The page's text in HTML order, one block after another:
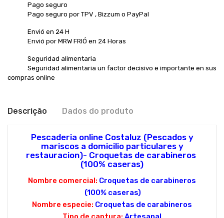
Pago seguro
Pago seguro por TPV , Bizzum o PayPal
Envió en 24 H
Envió por MRW FRIÓ en 24 Horas
Seguridad alimentaria
Seguridad alimentaria un factor decisivo e importante en sus
compras online
Descrição Dados do produto
Pescaderia online Costaluz (Pescados y
mariscos a domicilio particulares y
restauracion)- Croquetas de carabineros
(100% caseras)
Nombre comercial: Croquetas de carabineros
(100% caseras)
Nombre especie: Croquetas de carabineros